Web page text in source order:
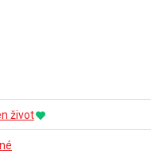
život